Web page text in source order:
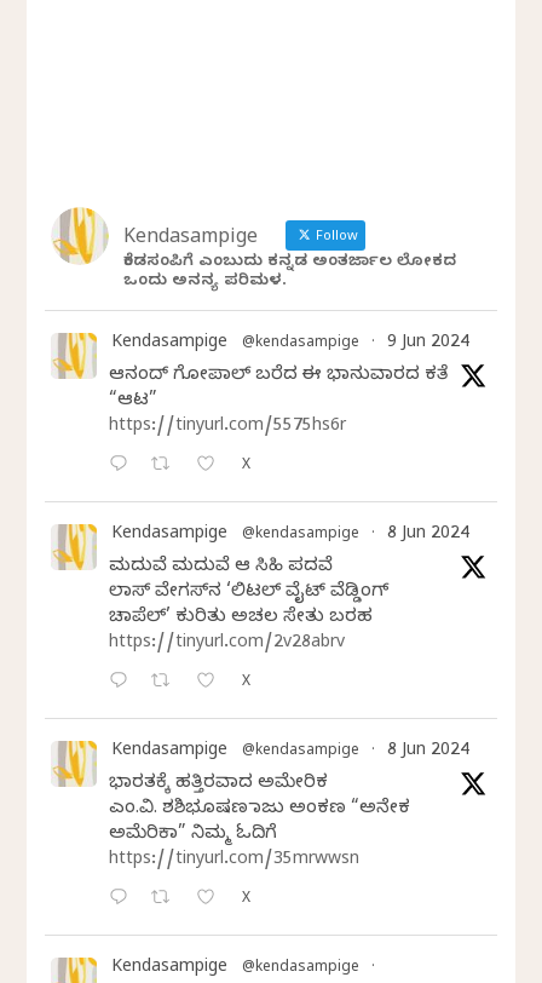
Kendasampige Follow
ಕೆಂಡಸಂಪಿಗೆ ಎಂಬುದು ಕನ್ನಡ ಅಂತರ್ಜಾಲ ಲೋಕದ
ಒಂದು ಅನನ್ಯ ಪರಿಮಳ.
Kendasampige @kendasampige · 9 Jun 2024
ಆನಂದ್‌ ಗೋಪಾಲ್‌ ಬರೆದ ಈ ಭಾನುವಾರದ ಕತೆ
“ಆಟ”
https://tinyurl.com/5575hs6r
X
Kendasampige @kendasampige · 8 Jun 2024
ಮದುವೆ ಮದುವೆ ಆ ಸಿಹಿ ಪದವೆ
ಲಾಸ್‌ ವೇಗಸ್‌ನ ‘ಲಿಟಲ್ ವೈಟ್ ವೆಡ್ಡಿಂಗ್
ಚಾಪೆಲ್’ ಕುರಿತು ಅಚಲ ಸೇತು ಬರಹ
https://tinyurl.com/2v28abrv
X
Kendasampige @kendasampige · 8 Jun 2024
ಭಾರತಕ್ಕೆ ಹತ್ತಿರವಾದ ಅಮೇರಿಕ
ಎಂ.ವಿ. ಶಶಿಭೂಷಣ ರಾಜು ಅಂಕಣ “ಅನೇಕ
ಅಮೆರಿಕಾ” ನಿಮ್ಮ ಓದಿಗೆ
https://tinyurl.com/35mrwwsn
X
Kendasampige @kendasampige ·